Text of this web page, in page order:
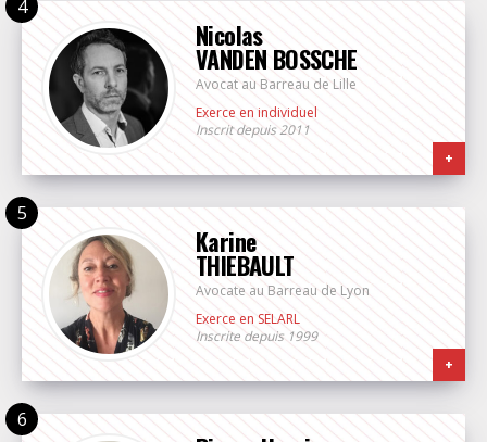
Nicolas
VANDEN BOSSCHE
Avocat au Barreau de Lille
Exerce en individuel
Inscrit depuis 2011
+
Karine
THIEBAULT
Avocate au Barreau de Lyon
Exerce en SELARL
Inscrite depuis 1999
+